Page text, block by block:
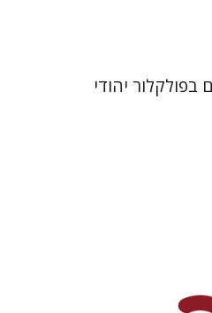
בפולקלור יהודי